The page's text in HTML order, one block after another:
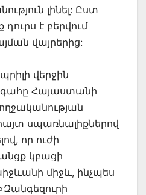
լինել: Ըստ
դուրս է բերվում
վայրերից:
վերջին
Հայաստանի
սպառնալիքներով
որ ուժի
կբացի
միջև, ինչպես